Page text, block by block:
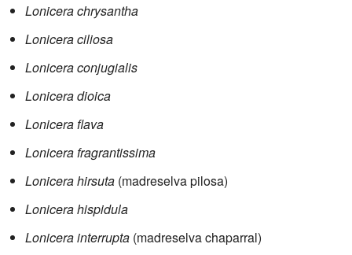
Lonicera chrysantha
Lonicera ciliosa
Lonicera conjugialis
Lonicera dioica
Lonicera flava
Lonicera fragrantissima
Lonicera hirsuta (madreselva pilosa)
Lonicera hispidula
Lonicera interrupta (madreselva chaparral)